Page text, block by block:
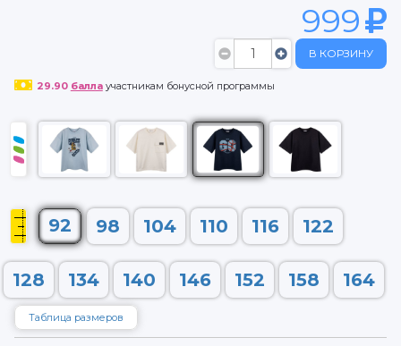
999
В КОРЗИНУ
29.90 баллаучастникам бонусной программы
92 98 104 110 116 122
128 134 140 146 152 158 164
Таблица размеров